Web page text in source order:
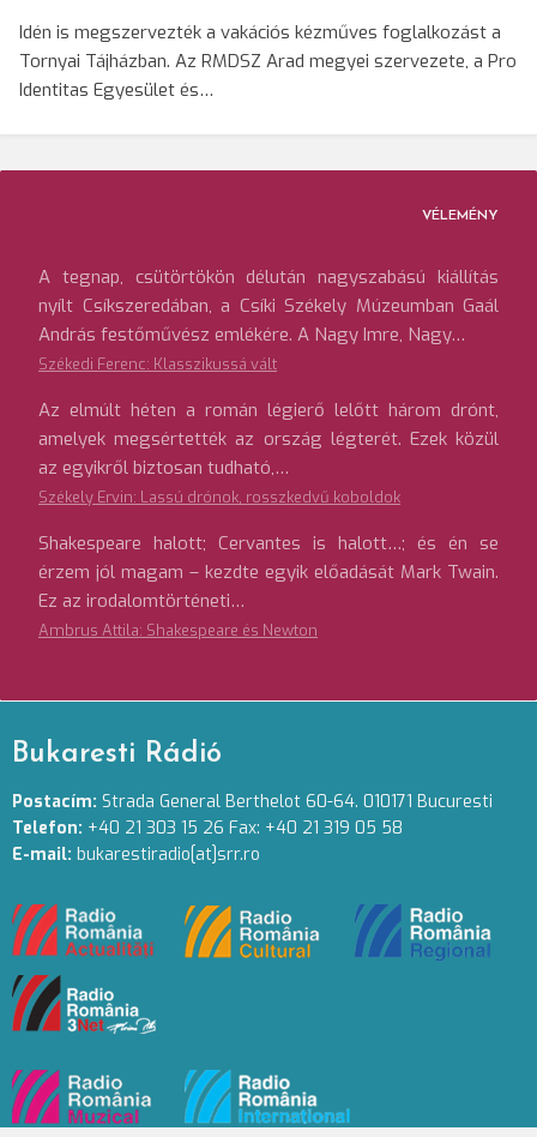
Idén is megszervezték a vakációs kézműves foglalkozást a
Tornyai Tájházban. Az RMDSZ Arad megyei szervezete, a Pro
Identitas Egyesület és…
VÉLEMÉNY
A tegnap, csütörtökön délután nagyszabású kiállítás
nyílt Csíkszeredában, a Csíki Székely Múzeumban Gaál
András festőművész emlékére. A Nagy Imre, Nagy…
Székedi Ferenc: Klasszikussá vált
Az elmúlt héten a román légierő lelőtt három drónt,
amelyek megsértették az ország légterét. Ezek közül
az egyikről biztosan tudható,…
Székely Ervin: Lassú drónok, rosszkedvű koboldok
Shakespeare halott; Cervantes is halott…; és én se
érzem jól magam – kezdte egyik előadását Mark Twain.
Ez az irodalomtörténeti…
Ambrus Attila: Shakespeare és Newton
Bukaresti Rádió
Postacím: Strada General Berthelot 60-64. 010171 Bucuresti
Telefon: +40 21 303 15 26 Fax: +40 21 319 05 58
E-mail: bukarestiradio[at]srr.ro